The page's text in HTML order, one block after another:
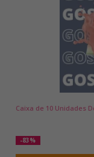
Caixa de 10 Unidades
-83%